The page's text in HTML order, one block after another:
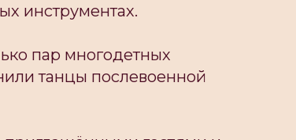
инструментах.
пар многодетных
танцы послевоенной